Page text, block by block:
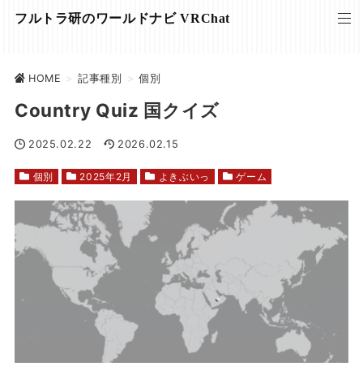
フルトラ研のワールドナビ VRChat
HOME > 記事種別 > 個別
Country Quiz 国クイズ
2025.02.22 2026.02.15
個別 2025年2月 よきぶいっ ゲーム